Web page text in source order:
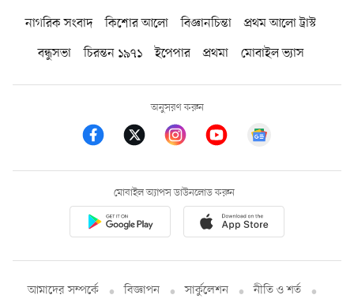
নাগরিক সংবাদ কিশোর আলো বিজ্ঞানচিন্তা
প্রথম আলো ট্রাস্ট
বন্ধুসভা
চিরন্তন ১৯৭১ ইপেপার প্রথমা মোবাইল ভ্যাস
অনুসরণ করুন
মোবাইল অ্যাপস ডাউনলোড করুন
আমাদের সম্পর্কে বিজ্ঞাপন সার্কুলেশন নীতি ও শর্ত